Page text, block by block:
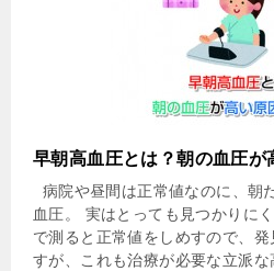
早朝高血圧とは？朝の血圧が
病院や昼間は正常値なのに、朝
血圧。 実はとっても見つかりに
で測ると正常値をしめすので、
すが、これも治療が必要な立派